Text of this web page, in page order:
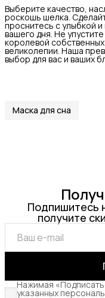
Выберите качество,
роскошь шелка.
проснитесь с улыбкой
вашего дня. Не
королевой
великолепии. Наша
выбор для вас и ваших
Маска для сна
Подпишитесь
получите
Нажимая
указанных